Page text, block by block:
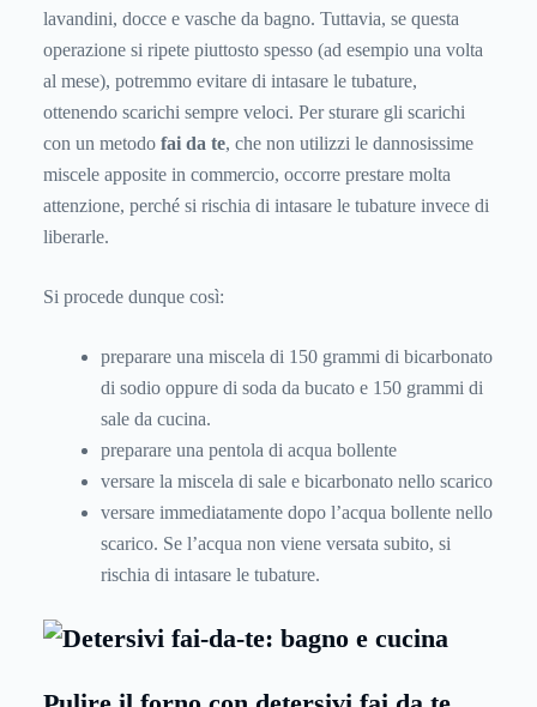
lavandini, docce e vasche da bagno. Tuttavia, se questa
operazione si ripete piuttosto spesso (ad esempio una volta
al mese), potremmo evitare di intasare le tubature,
ottenendo scarichi sempre veloci. Per sturare gli scarichi
con un metodo fai da te, che non utilizzi le dannosissime
miscele apposite in commercio, occorre prestare molta
attenzione, perché si rischia di intasare le tubature invece di
liberarle.
Si procede dunque così:
preparare una miscela di 150 grammi di bicarbonato
di sodio oppure di soda da bucato e 150 grammi di
sale da cucina.
preparare una pentola di acqua bollente
versare la miscela di sale e bicarbonato nello scarico
versare immediatamente dopo l’acqua bollente nello
scarico. Se l’acqua non viene versata subito, si
rischia di intasare le tubature.